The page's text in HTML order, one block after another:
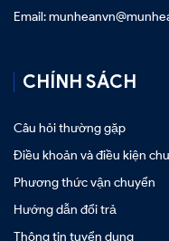
Email:
CHÍNH SÁCH
Câu hỏi thường gặp
Điều khoản và điều kiện
Phương thức vận chuyển
Hướng dẫn đổi trả
Thông tin tuyển dụng